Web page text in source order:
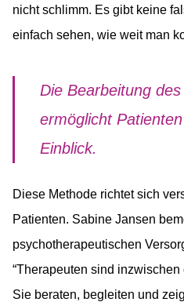
nicht schlimm. Es gibt keine
einfach sehen, wie weit man
Die Bearbeitung
ermöglicht
Einblick.
Diese Methode richtet sich
Patienten. Sabine Jansen
psychotherapeutischen
“Therapeuten sind
Sie beraten, begleiten und